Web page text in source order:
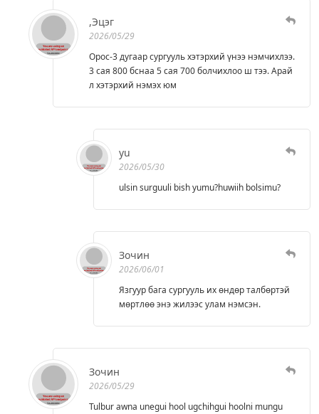
,Эцэг
2026/05/29
Орос-3 дугаар сургууль хэтэрхий үнээ нэмчихлээ.
3 сая 800 бснаа 5 сая 700 болчихлоо ш тээ. Арай
л хэтэрхий нэмэх юм
yu
2026/05/30
ulsin surguuli bish yumu?huwiih bolsimu?
Зочин
2026/06/01
Язгуур бага сургууль их өндөр талбөртэй
мөртлөө энэ жилээс улам нэмсэн.
Зочин
2026/05/29
Tulbur awna unegui hool ugchihgui hoolni mungu